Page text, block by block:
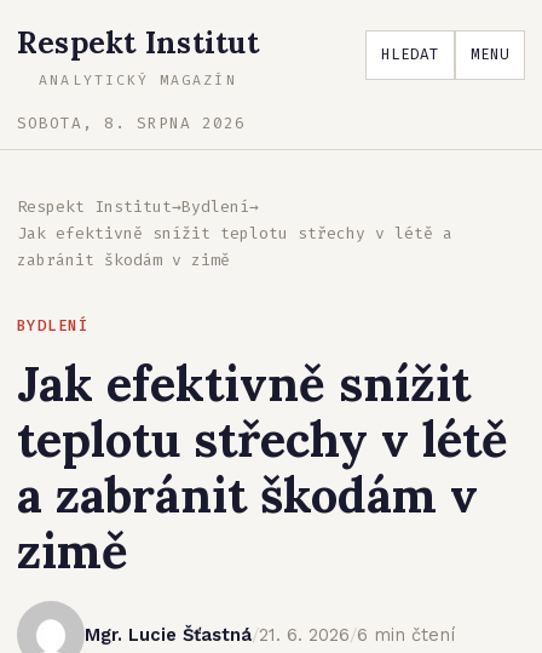
SOBOTA, 8. SRPNA 2026
Respekt Institut
ANALYTICKÝ MAGAZÍN
HLEDAT MENU
Respekt Institut→Bydlení→
Jak efektivně snížit teplotu střechy v létě a
zabránit škodám v zimě
BYDLENÍ
Jak efektivně snížit
teplotu střechy v létě
a zabránit škodám v
zimě
Mgr. Lucie Šťastná/21. 6. 2026/6 min čtení